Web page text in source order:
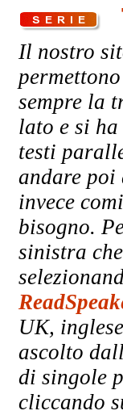
Il nostro
sempre la
lato e si
testi
andare poi
invece
bisogno.
sinistra
UK,
ascolto
di singole
cliccando